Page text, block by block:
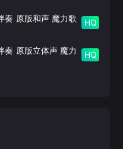
奏 原版和声 魔力歌
HQ
奏 原版立体声 魔力
HQ